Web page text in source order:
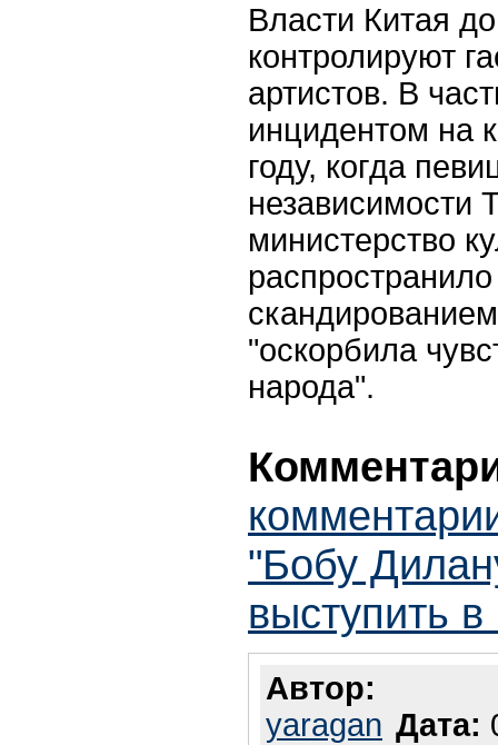
Власти Китая
контролируют
артистов. В
инцидентом на
году, когда
независимости
министерство
"оскорбила
народа".
"Бобу
выступить в
Автор:
yaragan Дата: